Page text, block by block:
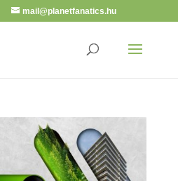
mail@planetfanatics.hu